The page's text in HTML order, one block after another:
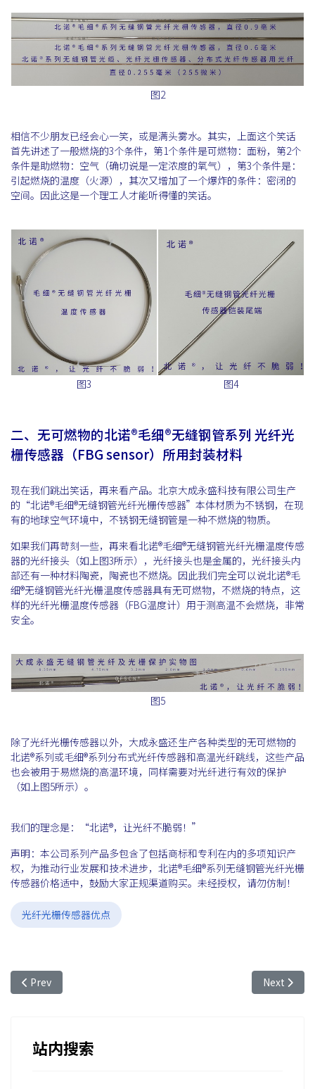
图2
相信不少朋友已经会心一笑，或是满头雾水。其实，上面这个笑话
首先讲述了一般燃烧的3个条件，第1个条件是可燃物：面粉，第2个
条件是助燃物：空气（确切说是一定浓度的氧气），第3个条件是：
引起燃烧的温度（火源），其次又增加了一个爆炸的条件：密闭的
空间。因此这是一个理工人才能听得懂的笑话。
图3 图4
二、无可燃物的北诺®毛细®无缝钢管系列 光纤光
栅传感器（FBG sensor）所用封装材料
现在我们跳出笑话，再来看产品。北京大成永盛科技有限公司生产
的“北诺®毛细®无缝钢管光纤光栅传感器”本体材质为不锈钢，在现
有的地球空气环境中，不锈钢无缝钢管是一种不燃烧的物质。
如果我们再苛刻一些，再来看北诺®毛细®无缝钢管光纤光栅温度传感
器的光纤接头（如上图3所示），光纤接头也是金属的，光纤接头内
部还有一种材料陶瓷，陶瓷也不燃烧。因此我们完全可以说北诺®毛
细®无缝钢管光纤光栅温度传感器具有无可燃物，不燃烧的特点，这
样的光纤光栅温度传感器（FBG温度计）用于测高温不会燃烧，非常
安全。
图5
除了光纤光栅传感器以外，大成永盛还生产各种类型的无可燃物的
北诺®系列或毛细®系列分布式光纤传感器和高温光纤跳线，这些产品
也会被用于易燃烧的高温环境，同样需要对光纤进行有效的保护
（如上图5所示）。
我们的理念是：“北诺®，让光纤不脆弱！”
声明：本公司系列产品多包含了包括商标和专利在内的多项知识产
权，为推动行业发展和技术进步，北诺®毛细®系列无缝钢管光纤光栅
传感器价格适中，鼓励大家正规渠道购买。未经授权，请勿仿制！
光纤光栅传感器优点
Previous article: 飞秒光纤光栅温度传感器温度范围-测量值耐高
Prev Next
Next
站内搜索